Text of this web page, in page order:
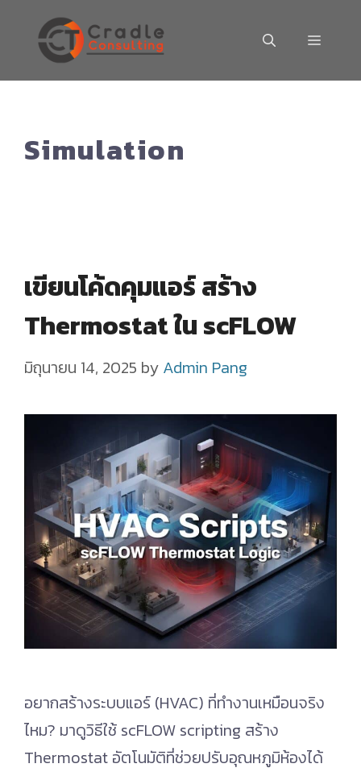
content
MENU
Simulation
เขียนโค้ดคุมแอร์ สร้าง
Thermostat ใน scFLOW
มิถุนายน 14, 2025 by Admin Pang
อยากสร้างระบบแอร์ (HVAC) ที่ทำงานเหมือนจริง
ไหม? มาดูวิธีใช้ scFLOW scripting สร้าง
Thermostat อัตโนมัติที่ช่วยปรับอุณหภูมิห้องได้